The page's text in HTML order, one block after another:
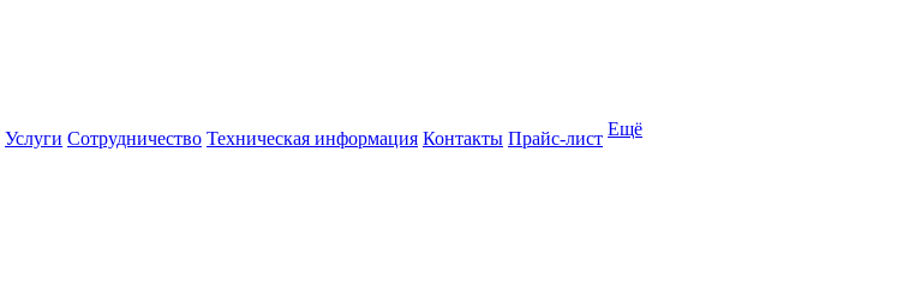
Услуги Сотрудничество Техническая информация Контакты Прайс-лист Ещё